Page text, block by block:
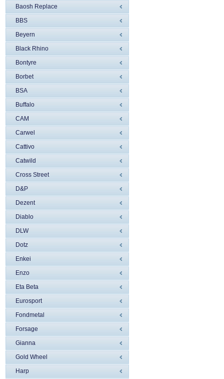
Baosh Replace
BBS
Beyern
Black Rhino
Bontyre
Borbet
BSA
Buffalo
CAM
Carwel
Cattivo
Catwild
Cross Street
D&P
Dezent
Diablo
DLW
Dotz
Enkei
Enzo
Eta Beta
Eurosport
Fondmetal
Forsage
Gianna
Gold Wheel
Harp